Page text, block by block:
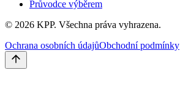
Průvodce výběrem
© 2026 KPP. Všechna práva vyhrazena.
Ochrana osobních údajůObchodní podmínky